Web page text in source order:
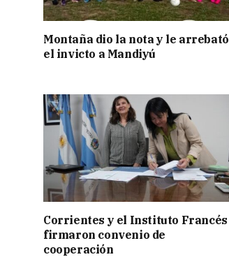
Montaña dio la nota y le arrebató
el invicto a Mandiyú
Corrientes y el Instituto Francés
firmaron convenio de
cooperación